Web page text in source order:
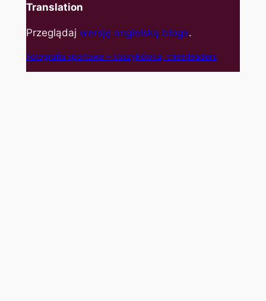
Translation
Przeglądaj wersję angielską bloga.
Fotografia sportowa – koszykówka, cheerleaders